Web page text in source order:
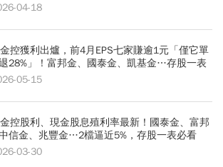
04-18
控獲利出爐，前4月EPS七家賺逾1元「僅它單
28%」！富邦金、國泰金、凱基金…存股一表
05-15
控股利、現金股息殖利率最新！國泰金、富邦
信金、兆豐金…2檔逼近5%，存股一表必看
03-30